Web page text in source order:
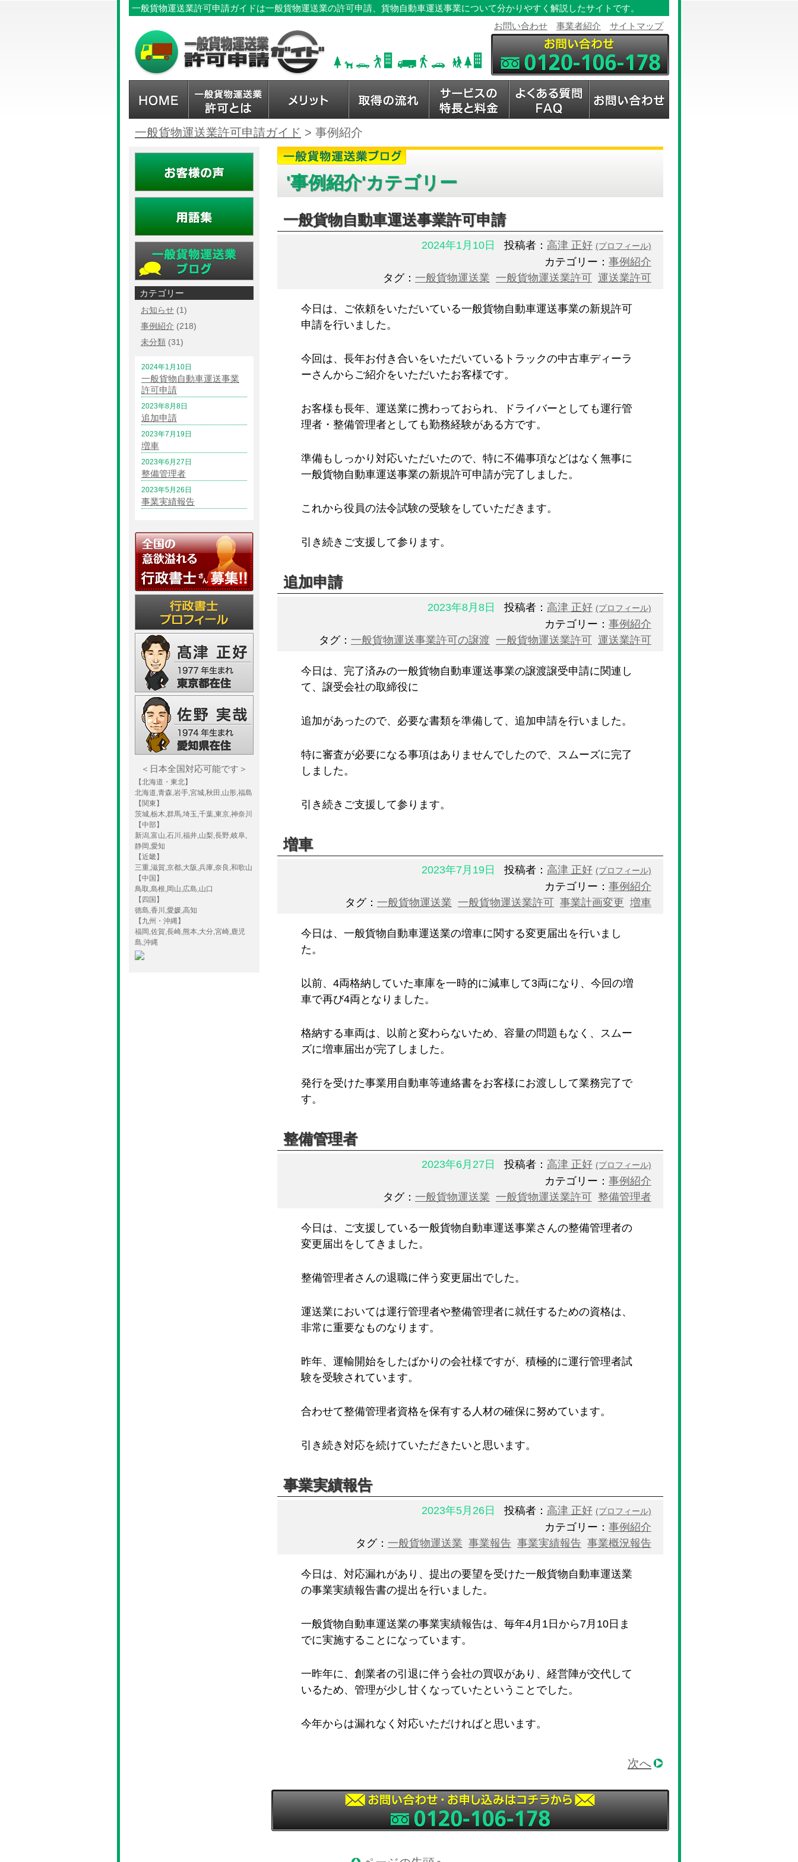
一般貨物運送業許可申請ガイドは一般貨物運送業の許可申請、貨物自動車運送事業について分かりやすく解説したサイトです。
お問い合わせ
事業者紹介 サイトマップ
一般貨物運送業許可申請ガイド > 事例紹介
'事例紹介'カテゴリー
一般貨物自動車運送事業許可申請
2024年1月10日 投稿者： 高津 正好 (プロフィール)
カテゴリー： 事例紹介
タグ： 一般貨物運送業 一般貨物運送業許可 運送業許可
今日は、ご依頼をいただいている一般貨物自動車運送事業の新規許可
申請を行いました。
今回は、長年お付き合いをいただいているトラックの中古車ディーラ
ーさんからご紹介をいただいたお客様です。
お客様も長年、運送業に携わっておられ、ドライバーとしても運行管
理者・整備管理者としても勤務経験がある方です。
準備もしっかり対応いただいたので、特に不備事項などはなく無事に
一般貨物自動車運送事業の新規許可申請が完了しました。
これから役員の法令試験の受験をしていただきます。
引き続きご支援して参ります。
追加申請
2023年8月8日 投稿者： 高津 正好 (プロフィール)
カテゴリー： 事例紹介
タグ： 一般貨物運送事業許可の譲渡 一般貨物運送業許可 運送業許可
今日は、完了済みの一般貨物自動車運送事業の譲渡譲受申請に関連し
て、譲受会社の取締役に
追加があったので、必要な書類を準備して、追加申請を行いました。
特に審査が必要になる事項はありませんでしたので、スムーズに完了
しました。
引き続きご支援して参ります。
増車
2023年7月19日 投稿者： 高津 正好 (プロフィール)
カテゴリー： 事例紹介
タグ： 一般貨物運送業 一般貨物運送業許可 事業計画変更 増車
今日は、一般貨物自動車運送業の増車に関する変更届出を行いまし
た。
以前、4両格納していた車庫を一時的に減車して3両になり、今回の増
車で再び4両となりました。
格納する車両は、以前と変わらないため、容量の問題もなく、スムー
ズに増車届出が完了しました。
発行を受けた事業用自動車等連絡書をお客様にお渡しして業務完了で
す。
整備管理者
2023年6月27日 投稿者： 高津 正好 (プロフィール)
カテゴリー： 事例紹介
タグ： 一般貨物運送業 一般貨物運送業許可 整備管理者
今日は、ご支援している一般貨物自動車運送事業さんの整備管理者の
変更届出をしてきました。
整備管理者さんの退職に伴う変更届出でした。
運送業においては運行管理者や整備管理者に就任するための資格は、
非常に重要なものなります。
昨年、運輸開始をしたばかりの会社様ですが、積極的に運行管理者試
験を受験されています。
合わせて整備管理者資格を保有する人材の確保に努めています。
引き続き対応を続けていただきたいと思います。
事業実績報告
2023年5月26日 投稿者： 高津 正好 (プロフィール)
カテゴリー： 事例紹介
タグ： 一般貨物運送業 事業報告 事業実績報告 事業概況報告
今日は、対応漏れがあり、提出の要望を受けた一般貨物自動車運送業
の事業実績報告書の提出を行いました。
一般貨物自動車運送業の事業実績報告は、毎年4月1日から7月10日ま
でに実施することになっています。
一昨年に、創業者の引退に伴う会社の買収があり、経営陣が交代して
いるため、管理が少し甘くなっていたということでした。
今年からは漏れなく対応いただければと思います。
次へ
カテゴリー
お知らせ (1)
事例紹介 (218)
未分類 (31)
2024年1月10日
一般貨物自動車運送事業
許可申請
2023年8月8日
追加申請
2023年7月19日
増車
2023年6月27日
整備管理者
2023年5月26日
事業実績報告
＜日本全国対応可能です＞
【北海道・東北】
北海道,青森,岩手,宮城,秋田,山形,福島
【関東】
茨城,栃木,群馬,埼玉,千葉,東京,神奈川
【中部】
新潟,富山,石川,福井,山梨,長野,岐阜,
静岡,愛知
【近畿】
三重,滋賀,京都,大阪,兵庫,奈良,和歌山
【中国】
鳥取,島根,岡山,広島,山口
【四国】
徳島,香川,愛媛,高知
【九州・沖縄】
福岡,佐賀,長崎,熊本,大分,宮崎,鹿児
島,沖縄